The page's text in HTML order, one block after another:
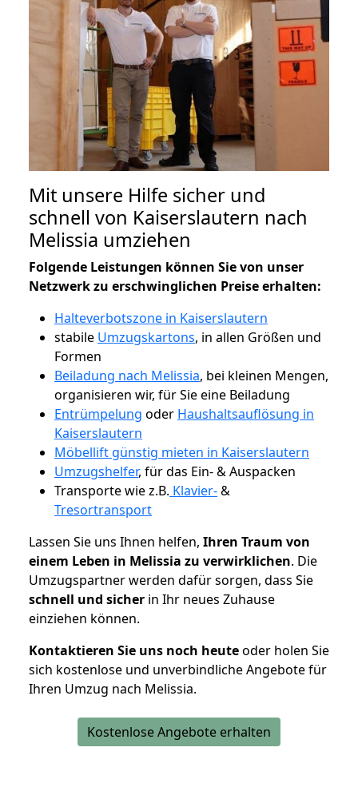
Mit unsere Hilfe sicher und
schnell von Kaiserslautern nach
Melissia umziehen
Folgende Leistungen können Sie von unser
Netzwerk zu erschwinglichen Preise erhalten:
Halteverbotszone in Kaiserslautern
stabile Umzugskartons, in allen Größen und
Formen
Beiladung nach Melissia, bei kleinen Mengen,
organisieren wir, für Sie eine Beiladung
Entrümpelung oder Haushaltsauflösung in
Kaiserslautern
Möbellift günstig mieten in Kaiserslautern
Umzugshelfer, für das Ein- & Auspacken
Transporte wie z.B. Klavier-&
Tresortransport
Lassen Sie uns Ihnen helfen, Ihren Traum von
einem Leben in Melissia zu verwirklichen. Die
Umzugspartner werden dafür sorgen, dass Sie
schnell und sicher in Ihr neues Zuhause
einziehen können.
Kontaktieren Sie uns noch heuteoder holen Sie
sich kostenlose und unverbindliche Angebote für
Ihren Umzug nach Melissia.
Kostenlose Angebote erhalten